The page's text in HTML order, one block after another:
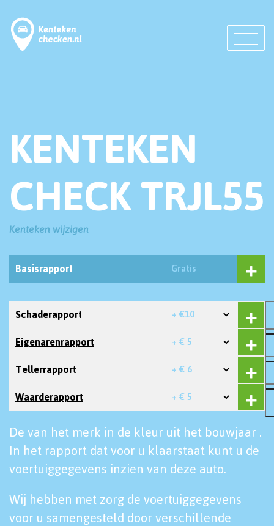
KENTEKEN
CHECK TRJL55
Kenteken wijzigen
Basisrapport Gratis
Schaderapport + €10
Eigenarenrapport + € 5
Tellerrapport + € 6
Waarderapport + € 5
De van het merk in de kleur uit het bouwjaar .
In het rapport dat voor u klaarstaat kunt u de
voertuiggegevens inzien van deze auto.
Wij hebben met zorg de voertuiggegevens
voor u samengesteld door verschillende